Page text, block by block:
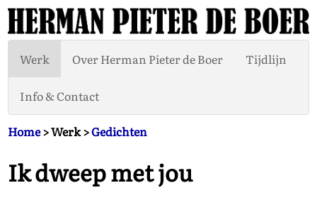
Werk Over Herman Pieter de Boer Tijdlijn
Info & Contact
Home> Werk >Gedichten
Ik dweep met jou